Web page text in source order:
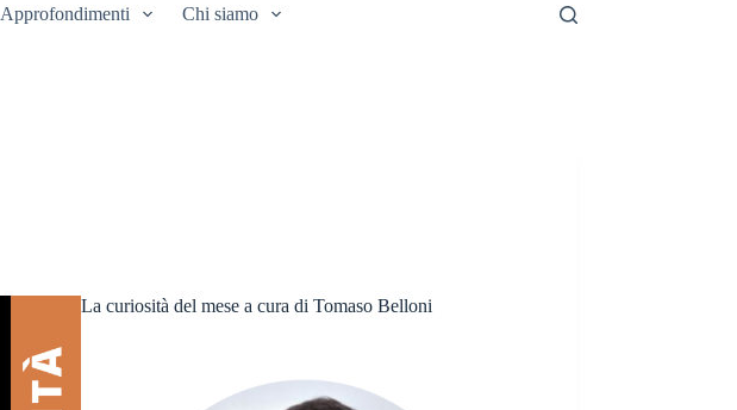
Approfondimenti Chi siamo
La curiosità del mese a cura di Tomaso Belloni